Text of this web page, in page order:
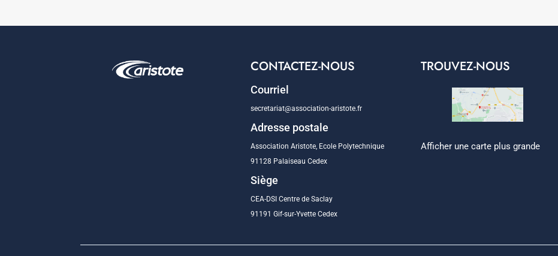
CONTACTEZ-NOUS
Courriel
secretariat@association-aristote.fr
Adresse postale
Association Aristote, Ecole Polytechnique
91128 Palaiseau Cedex
Siège
CEA-DSI Centre de Saclay
91191 Gif-sur-Yvette Cedex
TROUVEZ-NOUS
Afficher une carte plus grande